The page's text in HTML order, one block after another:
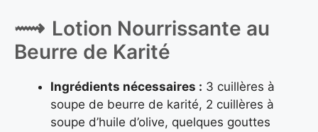
Lotion Nourrissante au
Beurre de Karité
Ingrédients nécessaires : 3 cuillères à
soupe de beurre de karité, 2 cuillères à
soupe d’huile d’olive, quelques gouttes